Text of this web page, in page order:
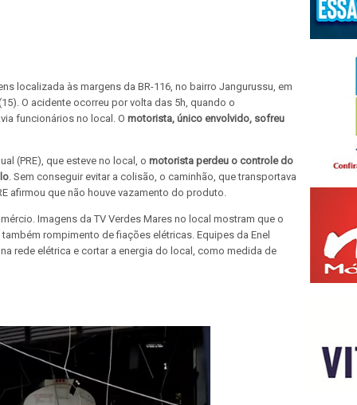
localizada às margens da BR-116, no bairro Jangurussu, em
O acidente ocorreu por volta das 5h, quando o
funcionários no local. O motorista, único envolvido, sofreu
(PRE), que esteve no local, o motorista perdeu o controle do
. Sem conseguir evitar a colisão, o caminhão, que transportava
afirmou que não houve vazamento do produto.
Imagens da TV Verdes Mares no local mostram que o
rompimento de fiações elétricas. Equipes da Enel
rede elétrica e cortar a energia do local, como medida de